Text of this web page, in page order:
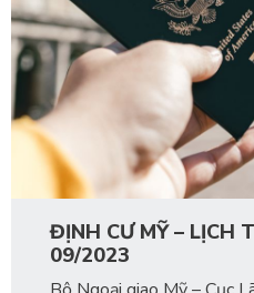
ĐỊNH CƯ MỸ – LỊCH
09/2023